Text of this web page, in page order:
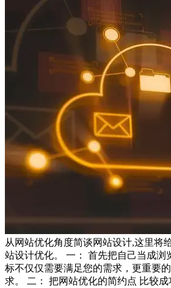
从 网站优化角度简谈网站设计,这里将
站设计优化。 一： 首先把自己当成浏
标不仅仅需要满足您的需求，更重要
求。
二： 把网站优化的简约点 比较